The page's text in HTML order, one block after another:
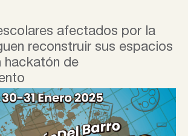
afectados por la
reconstruir sus espacios
hackatón de